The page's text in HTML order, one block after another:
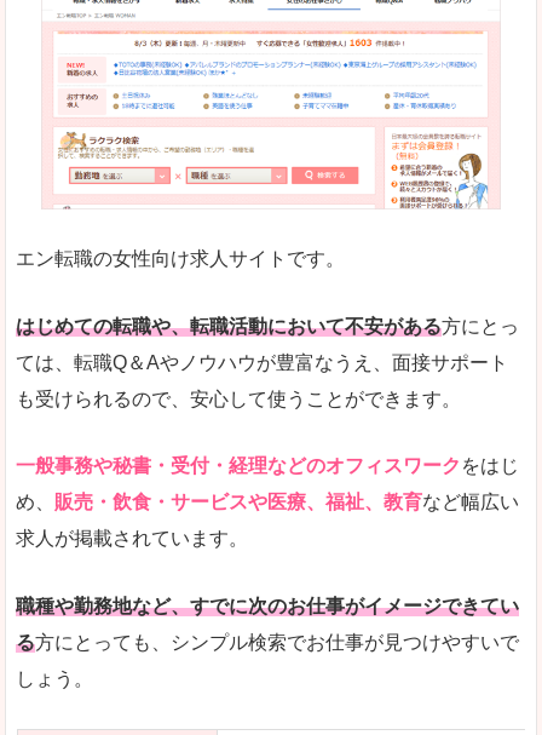
「ファッション・ブランドページ」という検索
悪いところ
事務などのオフィスワークを探している方にとっ
専門性が強い部分があるので、逆に一般的なお仕
詳しい説明
とにかく、女性ならではの職種の専門性が高いの
また、アパレル・コスメ、エステ・ネイル・美容
人気度
専門性が高いので、これらのお仕事に転職を考
リクルートグループなので、大手という安心感も
使いやすさ
検索がしやすく、求人詳細にも画像やイラストな
エン転職の女性向け求人サイトです。
はじめての転職や、転職活動において不安がある方にとっ
ては、転職Q＆Aやノウハウが豊富なうえ、面接サポート
も受けられるので、安心して使うことができます。
一般事務や秘書・受付・経理などのオフィスワーク をはじ
め、 販売・飲食・サービスや医療、福祉、教育など幅広い
求人が掲載されています。
職種や勤務地など、すでに次のお仕事がイメージできてい
る方にとっても、シンプル検索でお仕事が見つけやすいで
しょう。